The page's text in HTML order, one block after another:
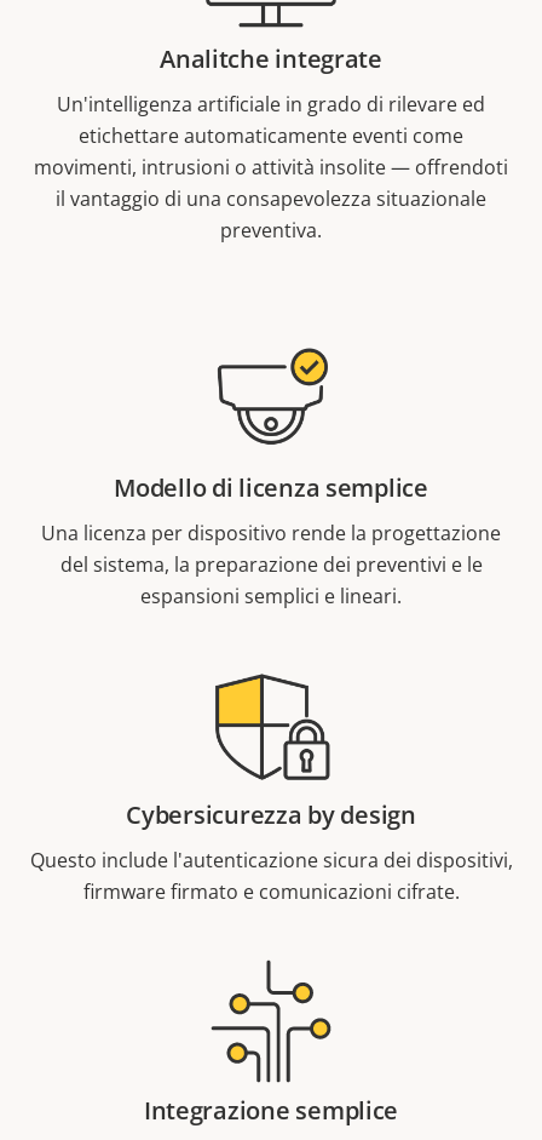
Analitche integrate
Un'intelligenza artificiale in grado di rilevare ed
etichettare automaticamente eventi come
movimenti, intrusioni o attività insolite — offrendoti
il vantaggio di una consapevolezza situazionale
preventiva.
Modello di licenza semplice
Una licenza per dispositivo rende la progettazione
del sistema, la preparazione dei preventivi e le
espansioni semplici e lineari.
Cybersicurezza by design
Questo include l'autenticazione sicura dei dispositivi,
firmware firmato e comunicazioni cifrate.
Integrazione semplice